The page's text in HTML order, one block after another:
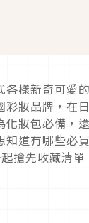
樣新奇可愛
妝品牌，在
妝包必備，
道有哪些必
起搶先收藏清